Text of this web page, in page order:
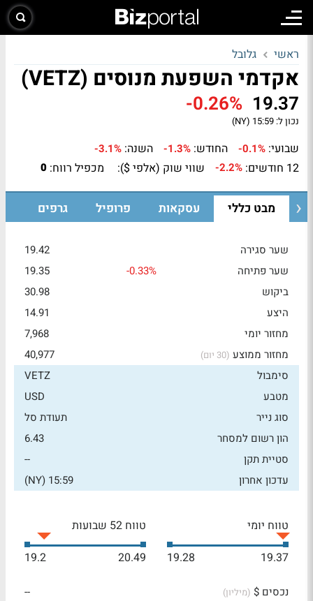
ראשי גלובל
אקדמי השפעת מנוסים (VETZ)
19.37
-0.26%
נכון ל: 15:59 (NY)
שבועי: -0.1% החודש: -1.3% השנה: -3.1%
12 חודשים: -2.2% שווי שוק (אלפי $): מכפיל רווח: 0
מבט כללי עסקאות פרופיל גרפים
שער סגירה
19.42
שער פתיחה
-0.33%
19.35
ביקוש
30.98
היצע
14.91
מחזור יומי
7,968
מחזור ממוצע (30 יום)
40,977
סימבול
VETZ
מטבע
USD
סוג נייר
תעודת סל
הון רשום למסחר
6.43
סטיית תקן
--
עדכון אחרון
15:59 (NY)
טווח יומי
19.37
19.28
טווח 52 שבועות
20.49
19.2
נכסים $ (מיליון)
--